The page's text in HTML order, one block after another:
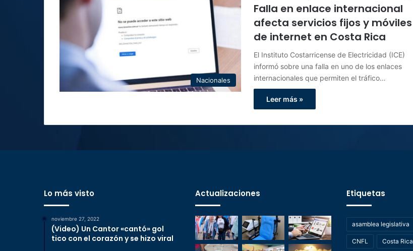
Nacionales
Falla en enlace internacional
afecta servicios fijos y móviles
de internet en Costa Rica
El Instituto Costarricense de Electricidad (ICE)
informó sobre una falla en uno de los enlaces
internacionales que permiten el tráfico…
Leer más »
Lo más visto
noviembre 27, 2022
(Video) Un Cantor «cantó» gol
tico con el corazón y se hizo viral
Actualizaciones Etiquetas
asamblea legislativa
CNFL Costa Rica